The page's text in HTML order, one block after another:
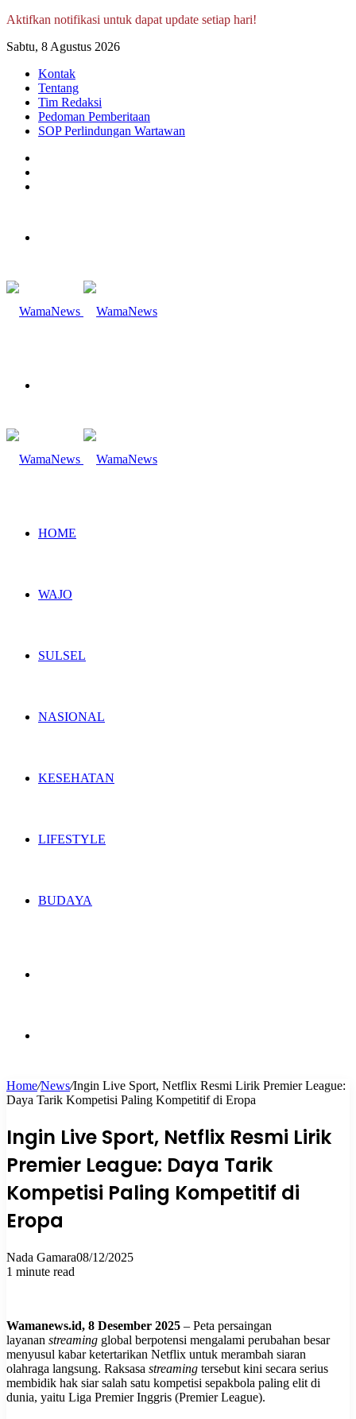
Aktifkan notifikasi untuk dapat update setiap hari!
Sabtu, 8 Agustus 2026
Kontak
Tentang
Tim Redaksi
Pedoman Pemberitaan
SOP Perlindungan Wartawan
HOME
WAJO
SULSEL
NASIONAL
KESEHATAN
LIFESTYLE
BUDAYA
for
Home/News/Ingin Live Sport, Netflix Resmi Lirik Premier League:
Daya Tarik Kompetisi Paling Kompetitif di Eropa
Ingin Live Sport, Netflix Resmi Lirik
Premier League: Daya Tarik
Kompetisi Paling Kompetitif di
Eropa
Nada Gamara08/12/2025
1 minute read
Wamanews.id, 8 Desember 2025 – Peta persaingan
layanan streaming global berpotensi mengalami perubahan besar
menyusul kabar ketertarikan Netflix untuk merambah siaran
olahraga langsung. Raksasa streaming tersebut kini secara serius
membidik hak siar salah satu kompetisi sepakbola paling elit di
dunia, yaitu Liga Premier Inggris (Premier League).